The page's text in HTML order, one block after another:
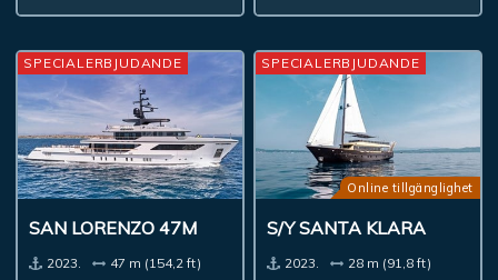
SAN LORENZO 47M
2023.
47 m (154,2 ft)
SPECIALERBJUDANDE
Online tillgänglighet
S/Y SANTA KLARA
2023.
28 m (91,8 ft)
SPECIALERBJUDANDE